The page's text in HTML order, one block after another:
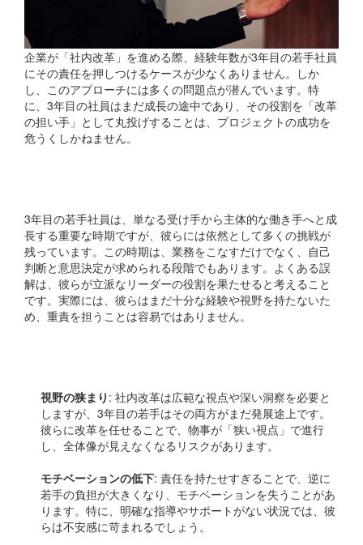
企業が「社内改革」を進める際、経験年数が3年目の若手社員
にその責任を押しつけるケースが少なくありません。しか
し、このアプローチには多くの問題点が潜んでいます。特
に、3年目の社員はまだ成長の途中であり、その役割を「改革
の担い手」として丸投げすることは、プロジェクトの成功を
危うくしかねません。
3年目の若手社員は、単なる受け手から主体的な働き手へと成
長する重要な時期ですが、彼らには依然として多くの挑戦が
残っています。この時期は、業務をこなすだけでなく、自己
判断と意思決定が求められる段階でもあります。よくある誤
解は、彼らが立派なリーダーの役割を果たせると考えること
です。実際には、彼らはまだ十分な経験や視野を持たないた
め、重責を担うことは容易ではありません。
視野の狭まり : 社内改革は広範な視点や深い洞察を必要と
しますが、3年目の若手はその両方がまだ発展途上です。
彼らに改革を任せることで、物事が「狭い視点」で進行
し、全体像が見えなくなるリスクがあります。
モチベーションの低下: 責任を持たせすぎることで、逆に
若手の負担が大きくなり、モチベーションを失うことがあ
ります。特に、明確な指導やサポートがない状況では、彼
らは不安感に苛まれるでしょう。